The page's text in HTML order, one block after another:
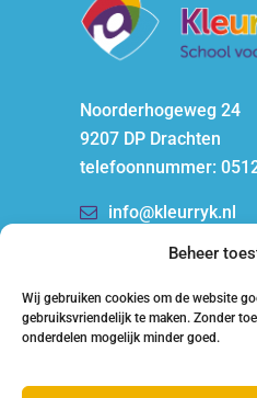
Beheer
Wij gebruiken cookies om de website
gebruiksvriendelijk te maken. Zonder
onderdelen mogelijk minder goed.
Noorderhogeweg 24
9207 DP Drachten
telefoonnummer:
info@kleurryk.nl